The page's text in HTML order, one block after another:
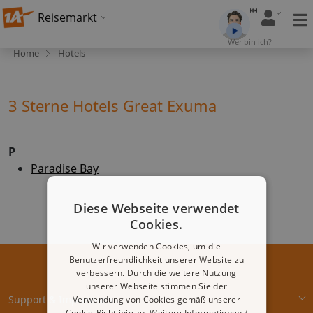
Reisemarkt
Wer bin ich?
Home Hotels
3 Sterne Hotels Great Exuma
P
Paradise Bay
Support & Impressum
Diese Webseite verwendet
Cookies.
Wir verwenden Cookies, um die
Benutzerfreundlichkeit unserer Website zu
verbessern. Durch die weitere Nutzung
unserer Webseite stimmen Sie der
Verwendung von Cookies gemäß unserer